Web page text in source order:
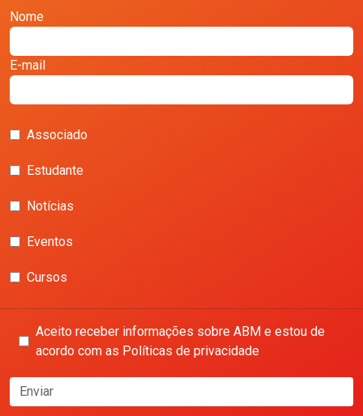
Nome
E-mail
Associado
Estudante
Notícias
Eventos
Cursos
Aceito receber informações sobre ABM e estou de
acordo com as Políticas de privacidade
Enviar